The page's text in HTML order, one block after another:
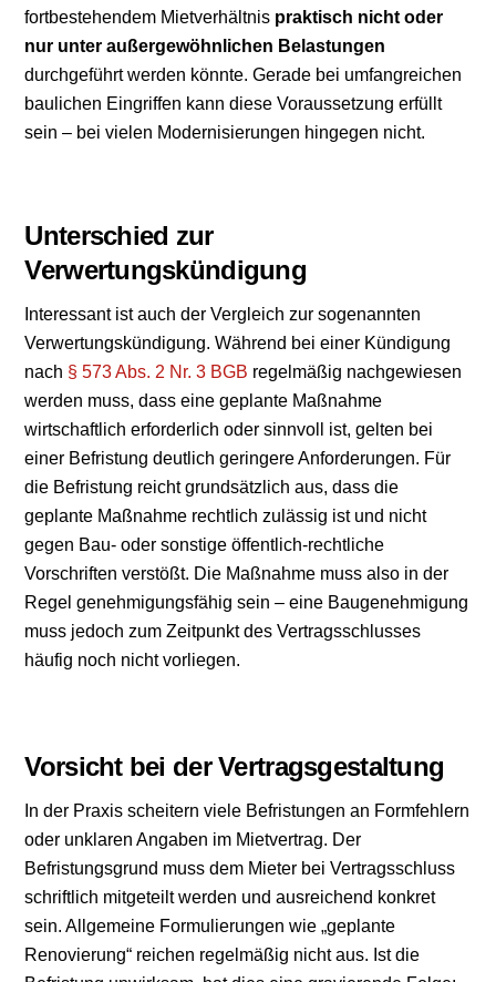
fortbestehendem Mietverhältnis praktisch nicht oder
nur unter außergewöhnlichen Belastungen
durchgeführt werden könnte. Gerade bei umfangreichen
baulichen Eingriffen kann diese Voraussetzung erfüllt
sein – bei vielen Modernisierungen hingegen nicht.
Unterschied zur
Verwertungskündigung
Interessant ist auch der Vergleich zur sogenannten
Verwertungskündigung. Während bei einer Kündigung
nach § 573 Abs. 2 Nr. 3 BGB regelmäßig nachgewiesen
werden muss, dass eine geplante Maßnahme
wirtschaftlich erforderlich oder sinnvoll ist, gelten bei
einer Befristung deutlich geringere Anforderungen. Für
die Befristung reicht grundsätzlich aus, dass die
geplante Maßnahme rechtlich zulässig ist und nicht
gegen Bau- oder sonstige öffentlich-rechtliche
Vorschriften verstößt. Die Maßnahme muss also in der
Regel genehmigungsfähig sein – eine Baugenehmigung
muss jedoch zum Zeitpunkt des Vertragsschlusses
häufig noch nicht vorliegen.
Vorsicht bei der Vertragsgestaltung
In der Praxis scheitern viele Befristungen an Formfehlern
oder unklaren Angaben im Mietvertrag. Der
Befristungsgrund muss dem Mieter bei Vertragsschluss
schriftlich mitgeteilt werden und ausreichend konkret
sein. Allgemeine Formulierungen wie „geplante
Renovierung“ reichen regelmäßig nicht aus. Ist die